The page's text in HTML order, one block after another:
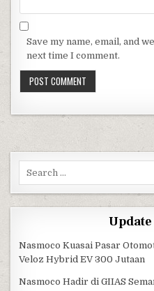
Save my name, email, and
next time I comment.
Search for:
Nasmoco Kuasai Pasar
Veloz Hybrid EV 300 Jutaan
Nasmoco Hadir di GIIAS